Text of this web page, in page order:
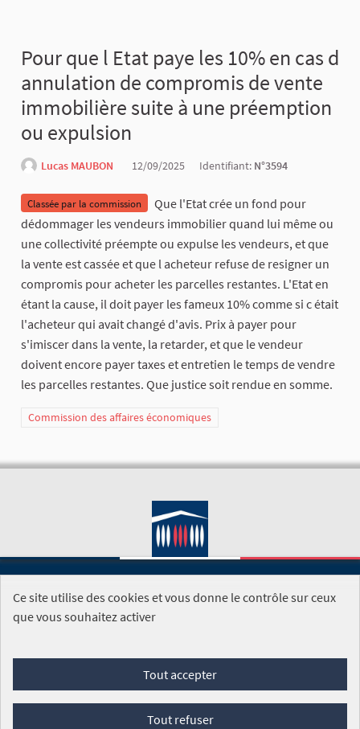
Pour que l Etat paye les 10% en cas d
annulation de compromis de vente
immobilière suite à une préemption
ou expulsion
Lucas MAUBON 12/09/2025 Identifiant: N°3594
Classée par la commission
Que l'Etat crée un fond pour
dédommager les vendeurs immobilier quand lui même ou
une collectivité préempte ou expulse les vendeurs, et que
la vente est cassée et que l acheteur refuse de resigner un
compromis pour acheter les parcelles restantes. L'Etat en
étant la cause, il doit payer les fameux 10% comme si c était
l'acheteur qui avait changé d'avis. Prix à payer pour
s'imiscer dans la vente, la retarder, et que le vendeur
doivent encore payer taxes et entretien le temps de vendre
les parcelles restantes. Que justice soit rendue en somme.
Commission des affaires économiques
SITE DE L'ASSEMBLÉE NATIONALE
Foire aux questions
Conditions générales d'utilisation (CGU)
Mentions légales
Cookies
Ce site utilise des cookies et vous donne le contrôle sur ceux
que vous souhaitez activer
Tout accepter
Tout refuser